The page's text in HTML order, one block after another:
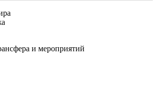
и мероприятий